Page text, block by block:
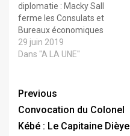
diplomatie : Macky Sall
ferme les Consulats et
Bureaux économiques
29 juin 2019
Dans "A LA UNE"
Previous
Convocation du Colonel
Kébé : Le Capitaine Dièye